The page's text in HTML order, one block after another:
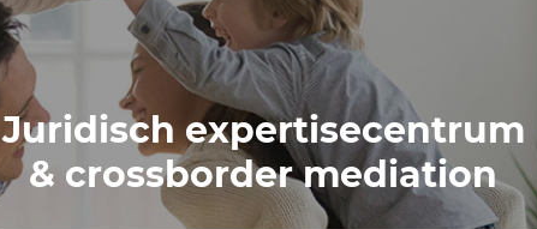
Juridisch expertisecentrum
& crossborder mediation